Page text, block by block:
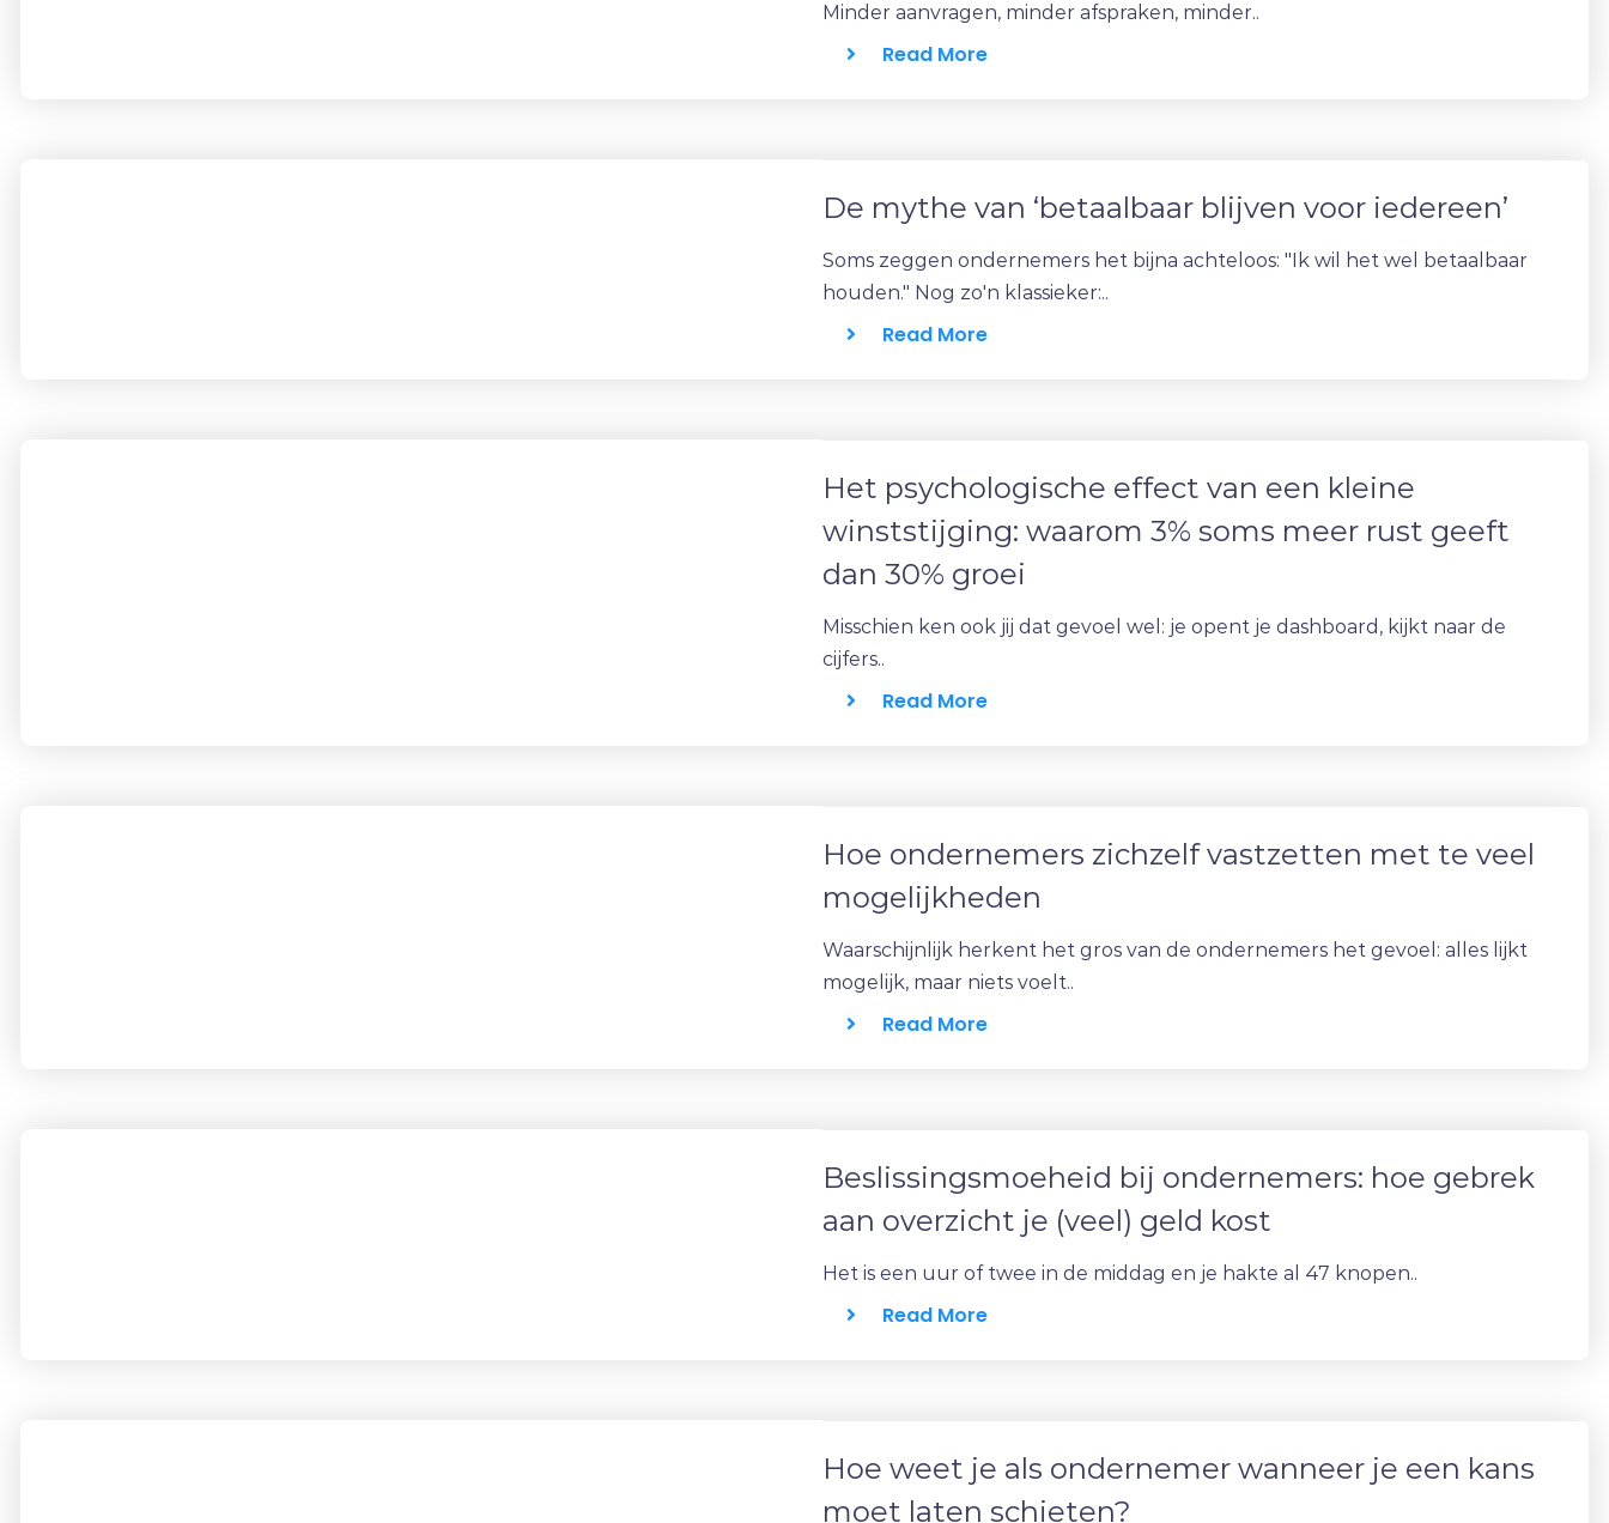
Minder aanvragen, minder afspraken, minder..
Read More
De mythe van ‘betaalbaar blijven voor iedereen’
Soms zeggen ondernemers het bijna achteloos: "Ik wil het wel betaalbaar
houden." Nog zo'n klassieker:..
Read More
Het psychologische effect van een kleine
winststijging: waarom 3% soms meer rust geeft
dan 30% groei
Misschien ken ook jij dat gevoel wel: je opent je dashboard, kijkt naar de
cijfers..
Read More
Hoe ondernemers zichzelf vastzetten met te veel
mogelijkheden
Waarschijnlijk herkent het gros van de ondernemers het gevoel: alles lijkt
mogelijk, maar niets voelt..
Read More
Beslissingsmoeheid bij ondernemers: hoe gebrek
aan overzicht je (veel) geld kost
Het is een uur of twee in de middag en je hakte al 47 knopen..
Read More
Hoe weet je als ondernemer wanneer je een kans
moet laten schieten?